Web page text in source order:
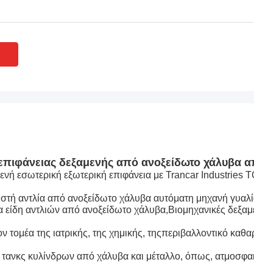
δεξαμενής από ανοξείδωτο χάλυβα
εσωτερική εξωτερική επιφάνεια με Trancar Industries
αντλία από ανοξείδωτο χάλυβα αυτόματη μηχανή
είδη αντλιών από ανοξείδωτο χάλυβα,Βιομηχανικές
της ιατρικής, της χημικής, τηςπεριβαλλοντικό
κυλίνδρων από χάλυβα και μέταλλο, όπως,